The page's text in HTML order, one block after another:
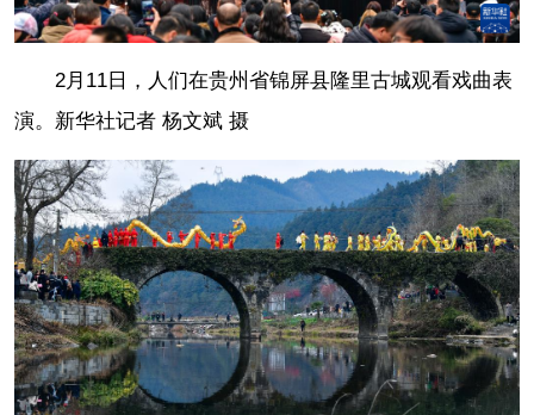
2月11日，人们在贵州省锦屏县隆里古城观看戏曲表
演。新华社记者 杨文斌 摄